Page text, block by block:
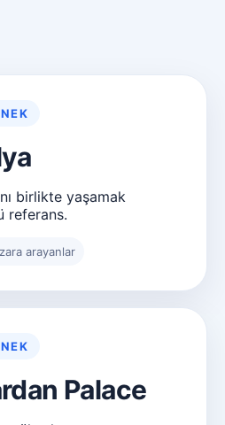
birlikte yaşamak
referans.
arayanlar
Palace